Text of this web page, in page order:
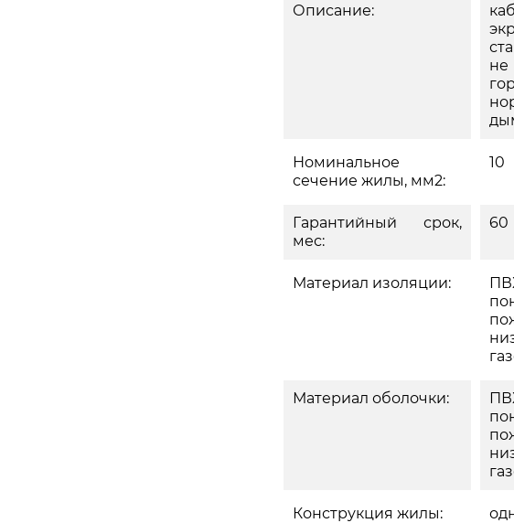
Описание:
Номинальное
сечение жилы, мм2:
10
Гарантийный срок,
мес:
60
Материал изоляции:
Материал оболочки:
Конструкция жилы: